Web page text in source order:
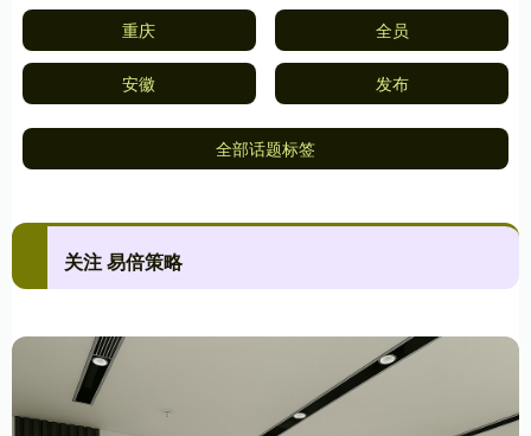
重庆 全员
安徽 发布
全部话题标签
关注 易倍策略